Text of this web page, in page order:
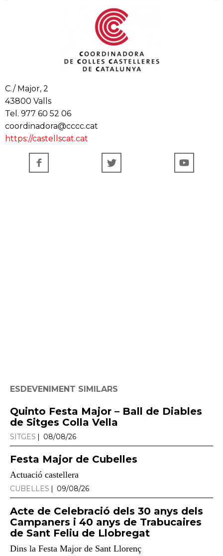
C./ Major, 2
43800 Valls
Tel. 977 60 52 06
coordinadora@cccc.cat
https://castellscat.cat
ESDEVENIMENT SIMILARS
Quinto Festa Major – Ball de Diables
de Sitges Colla Vella
SITGES 08/08/26
Festa Major de Cubelles
Actuació castellera
CUBELLES 09/08/26
Acte de Celebració dels 30 anys dels
Campaners i 40 anys de Trabucaires
de Sant Feliu de Llobregat
Dins la Festa Major de Sant Llorenç